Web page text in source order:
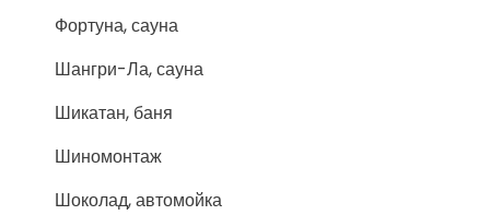
Фортуна, сауна
Шангри-Ла, сауна
Шикатан, баня
Шиномонтаж
Шоколад, автомойка